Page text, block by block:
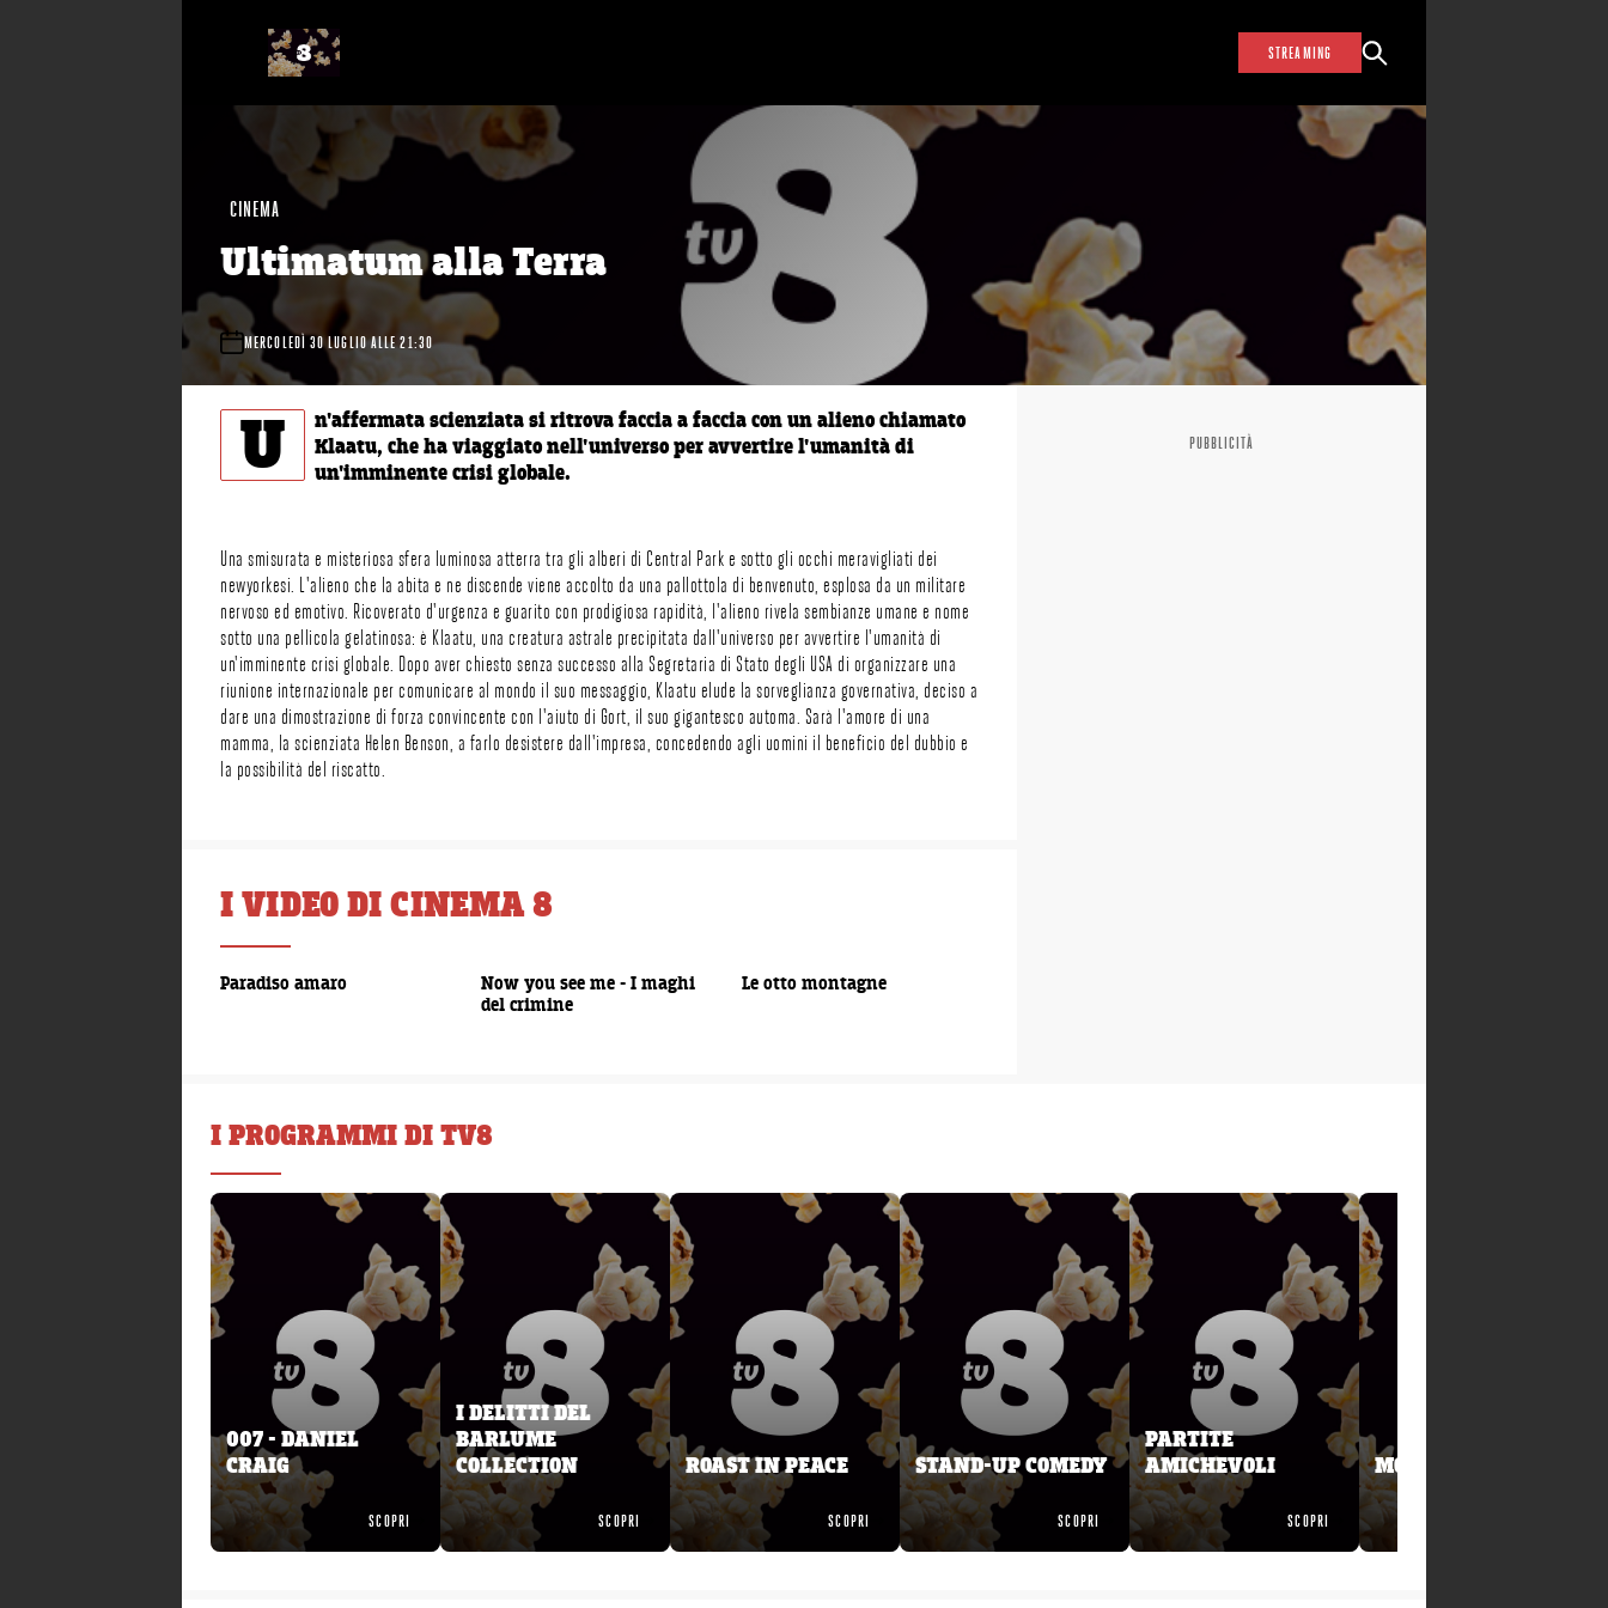
STREAMING
CINEMA
Ultimatum alla Terra
MERCOLEDÌ 30 LUGLIO ALLE 21:30
U
n'affermata scienziata si ritrova faccia a faccia con un alieno chiamato
Klaatu, che ha viaggiato nell'universo per avvertire l'umanità di
un'imminente crisi globale.
Una smisurata e misteriosa sfera luminosa atterra tra gli alberi di Central Park e sotto gli occhi meravigliati dei
newyorkesi. L'alieno che la abita e ne discende viene accolto da una pallottola di benvenuto, esplosa da un militare
nervoso ed emotivo. Ricoverato d'urgenza e guarito con prodigiosa rapidità, l'alieno rivela sembianze umane e nome
sotto una pellicola gelatinosa: è Klaatu, una creatura astrale precipitata dall'universo per avvertire l'umanità di
un'imminente crisi globale. Dopo aver chiesto senza successo alla Segretaria di Stato degli USA di organizzare una
riunione internazionale per comunicare al mondo il suo messaggio, Klaatu elude la sorveglianza governativa, deciso a
dare una dimostrazione di forza convincente con l'aiuto di Gort, il suo gigantesco automa. Sarà l'amore di una
mamma, la scienziata Helen Benson, a farlo desistere dall'impresa, concedendo agli uomini il beneficio del dubbio e
la possibilità del riscatto.
I VIDEO DI CINEMA 8
Paradiso amaro
Now you see me - I maghi
del crimine
Le otto montagne
PUBBLICITÀ
I PROGRAMMI DI TV8
007 - DANIEL
CRAIG
SCOPRI
I DELITTI DEL
BARLUME
COLLECTION
SCOPRI
ROAST IN PEACE
SCOPRI
STAND-UP COMEDY
SCOPRI
PARTITE
AMICHEVOLI
SCOPRI
MOTOGP